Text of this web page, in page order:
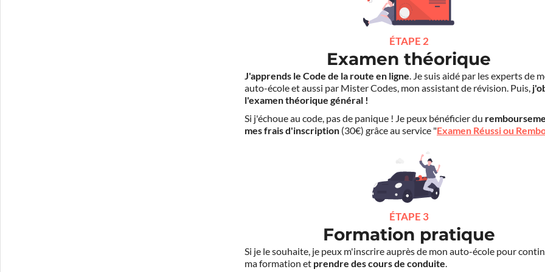
ÉTAPE 2
Examen théorique
J'apprends le Code de la route en ligne. Je suis aidé par les experts de
auto-école et aussi par Mister Codes, mon assistant de révision. Puis,
l'examen théorique général !
Si j'échoue au code, pas de panique ! Je peux bénéficier du
mes frais d'inscription (30€) grâce au service "Examen Réussi ou
ÉTAPE 3
Formation pratique
Si je le souhaite, je peux m'inscrire auprès de mon auto-école pour
ma formation et prendre des cours de conduite.